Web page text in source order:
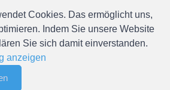
Cookies. Das ermöglicht uns,
Indem Sie unsere Website
Sie sich damit einverstanden.
anzeigen